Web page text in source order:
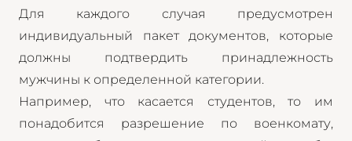
Для каждого случая предусмотрен
индивидуальный пакет документов, которые
должны подтвердить принадлежность
мужчины к определенной категории.
Например, что касается студентов, то им
понадобится разрешение по военкомату,